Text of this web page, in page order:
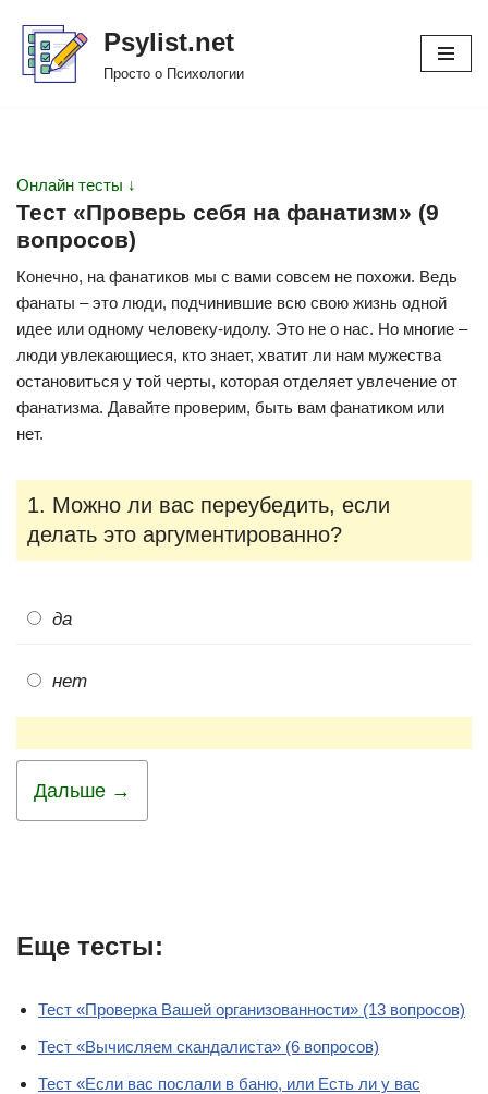
Перейти
Psylist.net
Просто о Психологии
Онлайн тесты ↓
Тест «Проверь себя на фанатизм» (9
вопросов)
Конечно, на фанатиков мы с вами совсем не похожи. Ведь
фанаты – это люди, подчинившие всю свою жизнь одной
идее или одному человеку-идолу. Это не о нас. Hо многие –
люди увлекающиеся, кто знает, хватит ли нам мужества
остановиться у той черты, которая отделяет увлечение от
фанатизма. Давайте проверим, быть вам фанатиком или
нет.
1. Можно ли вас переубедить, если
делать это аргументированно?
да
нет
Дальше →
Еще тесты:
Тест «Проверка Вашей организованности» (13 вопросов)
Тест «Вычисляем скандалиста» (6 вопросов)
Тест «Если вас послали в баню, или Есть ли у вас